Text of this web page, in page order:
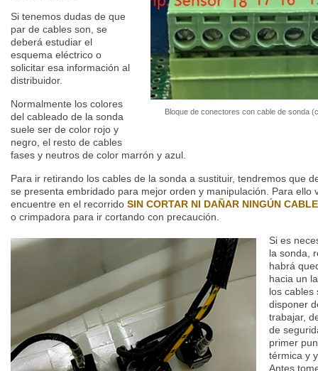
Bloque de conectores con cable de sonda
Si tenemos dudas de que
par de cables son, se
deberá estudiar el
esquema eléctrico o
solicitar esa información al
distribuidor.
Normalmente los colores
del cableado de la sonda
suele ser de color rojo y
negro, el resto de cables
fases y neutros de color marrón y azul.
Para ir retirando los cables de la sonda a sustituir, tendremos que
se presenta embridado para mejor orden y manipulación. Para ello
encuentre en el recorrido SIN CORTAR NI DAÑAR NINGÚN CABLE
o crimpadora para ir cortando con precaución.
Si es
la sonda,
habrá
hacia un
los cables
disponer
trabajar,
de
primer
térmica y
Antes